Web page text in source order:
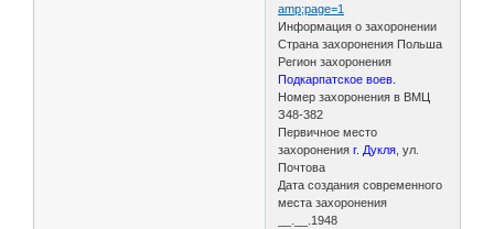
amp;page=1
Информация о захоронении
Страна захоронения Польша
Регион захоронения
Подкарпатское воев.
Номер захоронения в ВМЦ
З48-382
Первичное место
захороненияг. Дукля , ул.
Почтова
Дата создания современного
места захоронения
__.__.1948